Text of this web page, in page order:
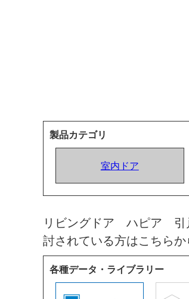
製品カテゴリ
室内ドア
リビングドア ハピア 引
討されている方はこちら
各種データ・ライブラリー